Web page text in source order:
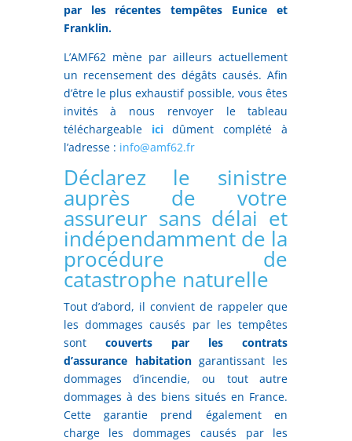
par les récentes tempêtes Eunice et
Franklin.
L’AMF62 mène par ailleurs actuellement
un recensement des dégâts causés. Afin
d’être le plus exhaustif possible, vous êtes
invités à nous renvoyer le tableau
téléchargeable icidûment complété à
l’adresse : info@amf62.fr
Déclarez le sinistre
auprès de votre
assureur sans délai et
indépendamment de la
procédure de
catastrophe naturelle
Tout d’abord, il convient de rappeler que
les dommages causés par les tempêtes
sont couverts par les contrats
d’assurance habitationgarantissant les
dommages d’incendie, ou tout autre
dommages à des biens situés en France.
Cette garantie prend également en
charge les dommages causés par les